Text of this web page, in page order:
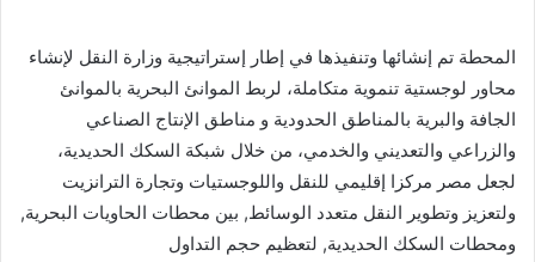
المحطة تم إنشائها وتنفيذها في إطار إستراتيجية وزارة النقل لإنشاء
محاور لوجستية تنموية متكاملة، لربط الموانئ البحرية بالموانئ
الجافة والبرية بالمناطق الحدودية و مناطق الإنتاج الصناعي
والزراعي والتعديني والخدمي، من خلال شبكة السكك الحديدية،
لجعل مصر مركزا إقليمي للنقل واللوجستيات وتجارة الترانزيت
ولتعزيز وتطوير النقل متعدد الوسائط, بين محطات الحاويات البحرية,
ومحطات السكك الحديدية, لتعظيم حجم التداول